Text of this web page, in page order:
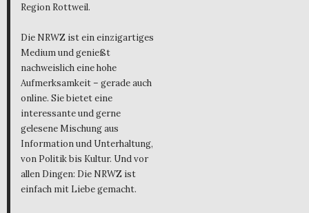
Region Rottweil.
Die NRWZ ist ein einzigartiges
Medium und genießt
nachweislich eine hohe
Aufmerksamkeit – gerade auch
online. Sie bietet eine
interessante und gerne
gelesene Mischung aus
Information und Unterhaltung,
von Politik bis Kultur. Und vor
allen Dingen: Die NRWZ ist
einfach mit Liebe gemacht.